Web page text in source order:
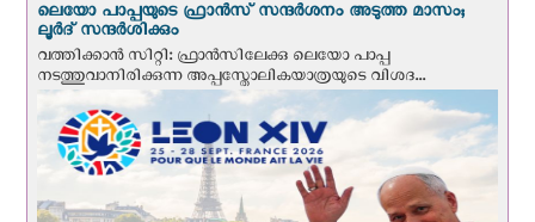
ലെയോ പാപ്പയുടെ ഫ്രാന്‍സ് സന്ദര്‍ശനം അടുത്ത മാസം;
ലൂര്‍ദ് സന്ദര്‍ശിക്കും
വത്തിക്കാന്‍ സിറ്റി: ഫ്രാൻസിലേക്കു ലെയോ പാപ്പ
നടത്തുവാനിരിക്കുന്ന അപ്പസ്തോലികയാത്രയുടെ വിശദ...